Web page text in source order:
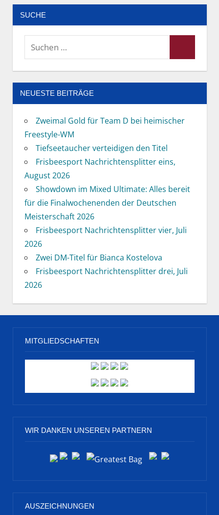
SUCHE
Suchen
NEUESTE BEITRÄGE
Zweimal Gold für Team D bei heimischer
Freestyle-WM
Tiefseetaucher verteidigen den Titel
Frisbeesport Nachrichtensplitter eins,
August 2026
Showdown im Mixed Ultimate: Alles bereit
für die Finalwochenenden der Deutschen
Meisterschaft 2026
Frisbeesport Nachrichtensplitter vier, Juli
2026
Zwei DM-Titel für Bianca Kostelova
Frisbeesport Nachrichtensplitter drei, Juli
2026
MITGLIEDSCHAFTEN
WIR DANKEN UNSEREN PARTNERN
AUSZEICHNUNGEN